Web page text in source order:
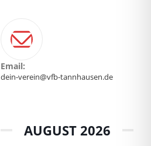
Email:
dein-verein@vfb-tannhausen.de
AUGUST 2026